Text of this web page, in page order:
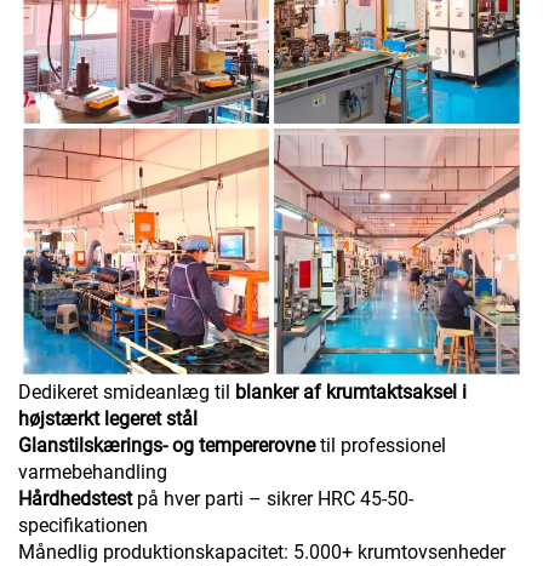
Dedikeret smideanlæg til blanker af krumtaktsaksel i
højstærkt legeret stål
Glanstilskærings- og tempererovnetil professionel
varmebehandling
Hårdhedstest på hver parti – sikrer HRC 45-50-
specifikationen
Månedlig produktionskapacitet: 5.000+ krumtovsenheder